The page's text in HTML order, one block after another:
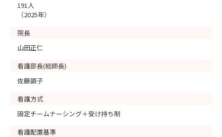
191人
（2025年）
院長
山田正仁
看護部長(総師長)
佐藤顕子
看護方式
固定チームナーシング＋受け持ち制
看護配置基準